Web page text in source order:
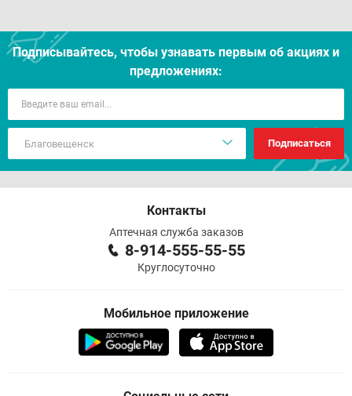
Подписывайтесь, чтобы узнавать первым об акцияx и
предложениях:
Подписаться
Контакты
Аптечная служба заказов
8-914-555-55-55
Круглосуточно
Мобильное приложение